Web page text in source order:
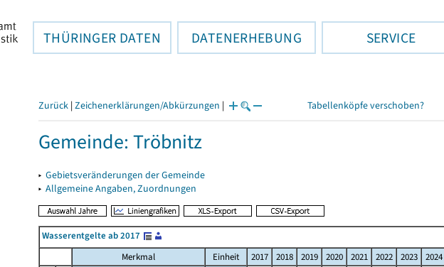
THÜRINGER DATEN DATENERHEBUNG SERVICE
Zurück | Zeichenerklärungen/Abkürzungen | Tabellenköpfe verschoben?
Gemeinde: Tröbnitz
▸ Gebietsveränderungen der Gemeinde
▸ Allgemeine Angaben, Zuordnungen
Wasserentgelte ab 2017
Merkmal
Einheit 2017 2018 2019 2020 2021 2022 2023 2024